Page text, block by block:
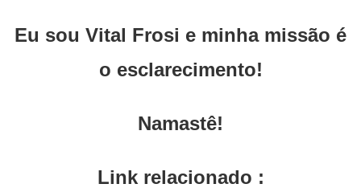
Eu sou Vital Frosi e minha missão é
o esclarecimento!
Namastê!
Link relacionado :